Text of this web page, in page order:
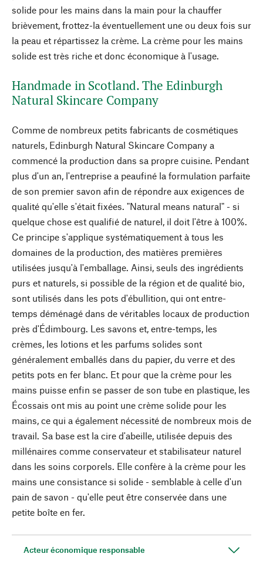
solide pour les mains dans la main pour la chauffer
brièvement, frottez-la éventuellement une ou deux fois sur
la peau et répartissez la crème. La crème pour les mains
solide est très riche et donc économique à l'usage.
Handmade in Scotland. The Edinburgh
Natural Skincare Company
Comme de nombreux petits fabricants de cosmétiques
naturels, Edinburgh Natural Skincare Company a
commencé la production dans sa propre cuisine. Pendant
plus d'un an, l'entreprise a peaufiné la formulation parfaite
de son premier savon afin de répondre aux exigences de
qualité qu'elle s'était fixées. "Natural means natural" - si
quelque chose est qualifié de naturel, il doit l'être à 100%.
Ce principe s'applique systématiquement à tous les
domaines de la production, des matières premières
utilisées jusqu'à l'emballage. Ainsi, seuls des ingrédients
purs et naturels, si possible de la région et de qualité bio,
sont utilisés dans les pots d'ébullition, qui ont entre-
temps déménagé dans de véritables locaux de production
près d'Édimbourg. Les savons et, entre-temps, les
crèmes, les lotions et les parfums solides sont
généralement emballés dans du papier, du verre et des
petits pots en fer blanc. Et pour que la crème pour les
mains puisse enfin se passer de son tube en plastique, les
Écossais ont mis au point une crème solide pour les
mains, ce qui a également nécessité de nombreux mois de
travail. Sa base est la cire d'abeille, utilisée depuis des
millénaires comme conservateur et stabilisateur naturel
dans les soins corporels. Elle confère à la crème pour les
mains une consistance si solide - semblable à celle d'un
pain de savon - qu'elle peut être conservée dans une
petite boîte en fer.
Acteur économique responsable